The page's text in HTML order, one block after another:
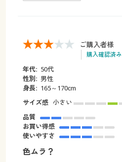
ご購入者様
購入確認済み
年代: 50代
性別: 男性
身長: 165～170cm
サイズ感 小さい
品質
お買い得感
使いやすさ
色ムラ？